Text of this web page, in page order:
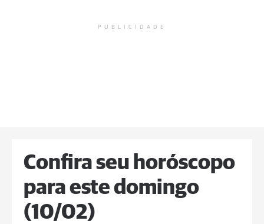
PUBLICIDADE
Confira seu horóscopo
para este domingo
(10/02)